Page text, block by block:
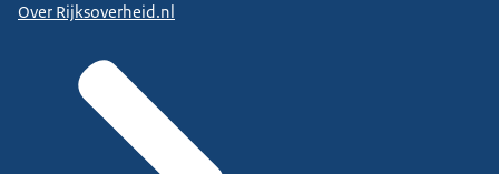
Over Rijksoverheid.nl